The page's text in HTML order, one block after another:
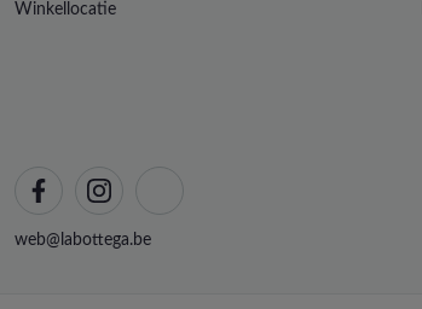
Winkellocatie
web@labottega.be